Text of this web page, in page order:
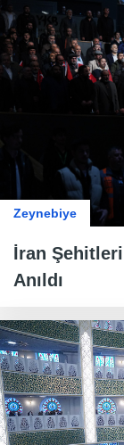
Zeynebiye
İran Şehitleri
Anıldı